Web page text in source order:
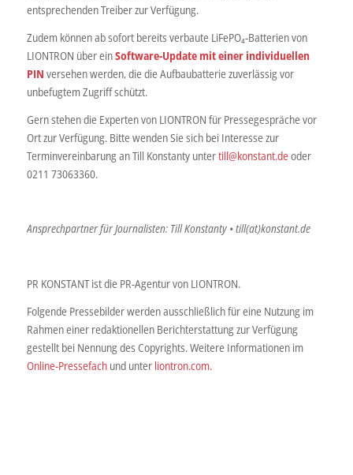
entsprechenden Treiber zur Verfügung.
Zudem können ab sofort bereits verbaute LiFePO₄-Batterien von
LIONTRON über einSoftware-Update mit einer individuellen
PIN versehen werden, die die Aufbaubatterie zuverlässig vor
unbefugtem Zugriff schützt.
Gern stehen die Experten von LIONTRON für Pressegespräche vor
Ort zur Verfügung. Bitte wenden Sie sich bei Interesse zur
Terminvereinbarung an Till Konstanty untertill@konstant.deoder
0211 73063360.
Ansprechpartner für Journalisten: Till Konstanty • till(at)konstant.de
PR KONSTANT ist die PR-Agentur von LIONTRON.
Folgende Pressebilder werden ausschließlich für eine Nutzung im
Rahmen einer redaktionellen Berichterstattung zur Verfügung
gestellt bei Nennung des Copyrights. Weitere Informationen im
Online-Pressefachund unter liontron.com.